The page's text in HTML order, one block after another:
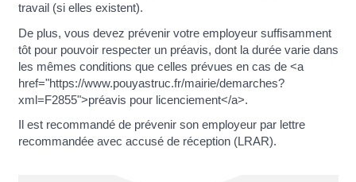
travail (si elles existent).
De plus, vous devez prévenir votre employeur suffisamment
tôt pour pouvoir respecter un préavis, dont la durée varie dans
les mêmes conditions que celles prévues en cas de <a
href="https://www.pouyastruc.fr/mairie/demarches?
xml=F2855">préavis pour licenciement</a>.
Il est recommandé de prévenir son employeur par lettre
recommandée avec accusé de réception (LRAR).